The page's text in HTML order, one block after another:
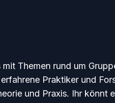
Themen rund um
Praktiker und
und Praxis. Ihr könnt